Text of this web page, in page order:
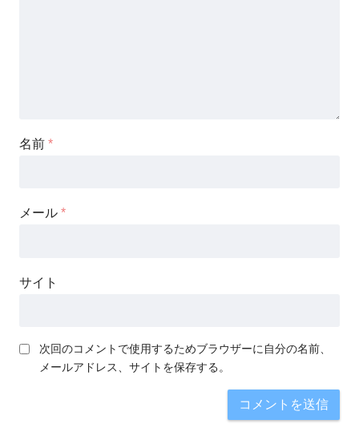
名前 *
メール *
サイト
次回のコメントで使用するためブラウザーに自分の名前、
メールアドレス、サイトを保存する。